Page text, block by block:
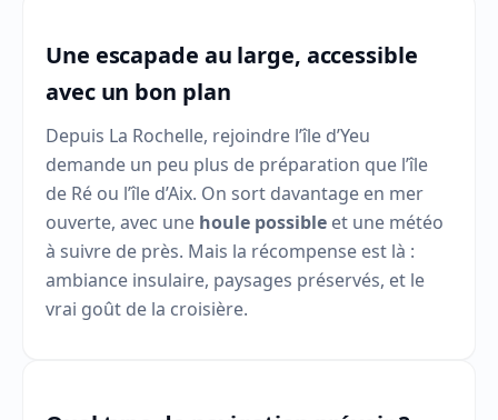
Une escapade au large, accessible
avec un bon plan
Depuis La Rochelle, rejoindre l’île d’Yeu
demande un peu plus de préparation que l’île
de Ré ou l’île d’Aix. On sort davantage en mer
ouverte, avec une houle possible et une météo
à suivre de près. Mais la récompense est là :
ambiance insulaire, paysages préservés, et le
vrai goût de la croisière.